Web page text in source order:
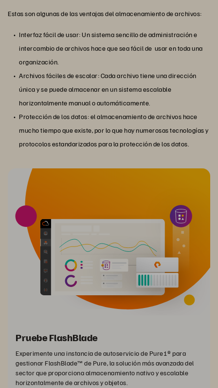
Estas son algunas de las ventajas del almacenamiento de archivos:
Interfaz fácil de usar: Un sistema sencillo de administración e
intercambio de archivos hace que sea fácil de usar en toda una
organización.
Archivos fáciles de escalar: Cada archivo tiene una dirección
única y se puede almacenar en un sistema escalable
horizontalmente manual o automáticamente.
Protección de los datos: el almacenamiento de archivos hace
mucho tiempo que existe, por lo que hay numerosas tecnologías y
protocolos estandarizados para la protección de los datos.
Pruebe FlashBlade
Experimente una instancia de autoservicio de Pure1® para
gestionar FlashBlade™ de Pure, la solución más avanzada del
sector que proporciona almacenamiento nativo y escalable
horizontalmente de archivos y objetos.